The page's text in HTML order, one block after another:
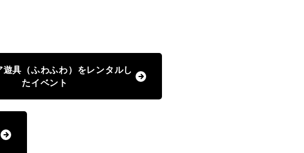
遊具（ふわふわ）をレンタルし
たイベント